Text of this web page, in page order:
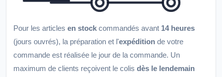
Pour les articles en stock commandés avant 14 heures
(jours ouvrés), la préparation et l'expédition de votre
commande est réalisée le jour de la commande. Un
maximum de clients reçoivent le colis dès le lendemain